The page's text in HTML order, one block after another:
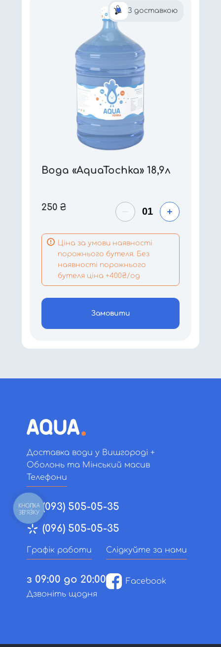
З доставкою
Вода «AquaTochka» 18,9л
250 ₴
Ціна за умови наявності
порожнього бутеля. Без
наявності порожнього
бутеля ціна +400₴/од
Замовити
Доставка води у Вишгороді +
Оболонь та Мінський масив
Телефони
(093) 505-05-35
(096) 505-05-35
Графік работи
з 09:00 до 20:00
Дзвоніть щодня
Слідкуйте за нами
Facebook
КНОПКА
ЗВ'ЯЗКУ